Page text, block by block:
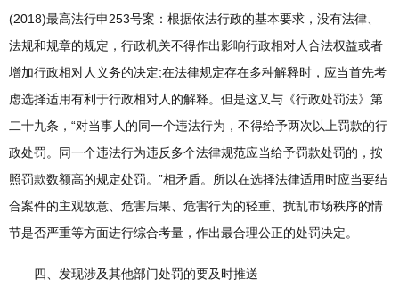
(2018)最高法行申253号案：根据依法行政的基本要求，没有法律、
法规和规章的规定，行政机关不得作出影响行政相对人合法权益或者
增加行政相对人义务的决定;在法律规定存在多种解释时，应当首先考
虑选择适用有利于行政相对人的解释。但是这又与《行政处罚法》第
二十九条，“对当事人的同一个违法行为，不得给予两次以上罚款的行
政处罚。同一个违法行为违反多个法律规范应当给予罚款处罚的，按
照罚款数额高的规定处罚。”相矛盾。所以在选择法律适用时应当要结
合案件的主观故意、危害后果、危害行为的轻重、扰乱市场秩序的情
节是否严重等方面进行综合考量，作出最合理公正的处罚决定。
四、发现涉及其他部门处罚的要及时推送